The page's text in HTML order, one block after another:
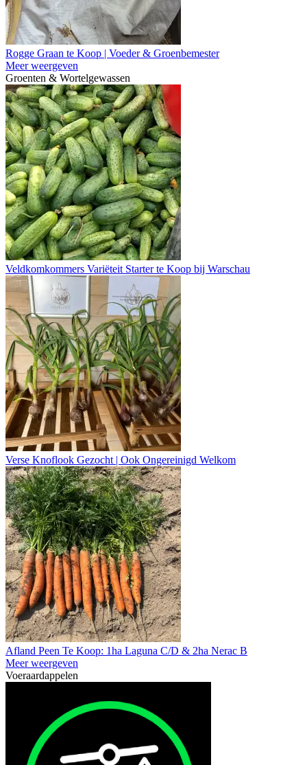
Rogge Graan te Koop | Voeder & Groenbemester
Meer weergeven
Groenten & Wortelgewassen
Veldkomkommers Variëteit Starter te Koop bij Warschau
Verse Knoflook Gezocht | Ook Ongereinigd Welkom
Afland Peen Te Koop: 1ha Laguna C/D & 2ha Nerac B
Meer weergeven
Voeraardappelen